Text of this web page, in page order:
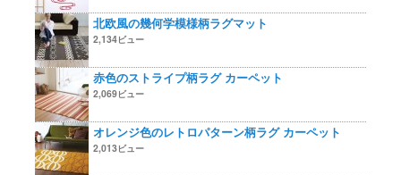
北欧風の幾何学模様柄ラグマット
2,134ビュー
赤色のストライプ柄ラグ カーペット
2,069ビュー
オレンジ色のレトロパターン柄ラグ カーペット
2,013ビュー